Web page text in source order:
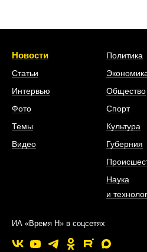
Новости
Статьи
Интервью
Фото
Темы
Видео
Политика
Общество
Спорт
Культура
Губерния
Наука
и
ИА «Время Н» в соцсетях